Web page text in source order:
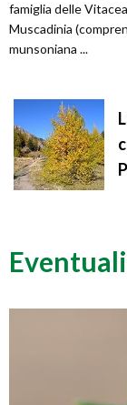
famiglia delle
Muscadinia
munsoniana ...